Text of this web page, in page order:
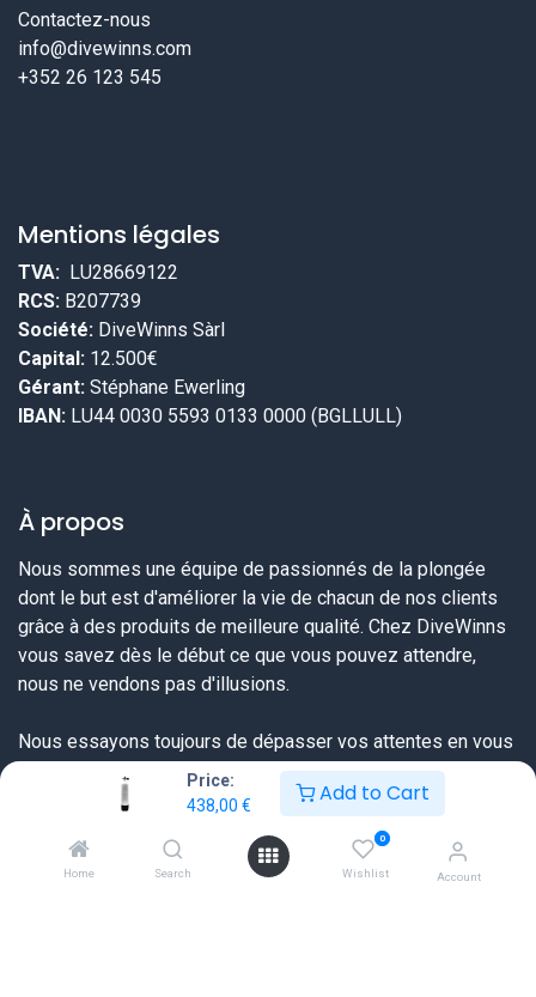
Price:
438,00 € Add to Cart
Home Search
0
Wishlist Account
Contactez-nous
info@divewinns.com
+352 26 123 545
Mentions légales
TVA: LU28669122
RCS: B207739
Société: DiveWinns Sàrl
Capital: 12.500€
Gérant: Stéphane Ewerling
IBAN: LU44 0030 5593 0133 0000 (BGLLULL)
À propos
Nous sommes une équipe de passionnés de la plongée
dont le but est d'améliorer la vie de chacun de nos clients
grâce à des produits de meilleure qualité. Chez DiveWinns
vous savez dès le début ce que vous pouvez attendre,
nous ne vendons pas d'illusions.
Nous essayons toujours de dépasser vos attentes en vous
proposant une offre très complète sur tout ce dont un
plongeur a besoin et ceci à un prix sérieux et une qualité de